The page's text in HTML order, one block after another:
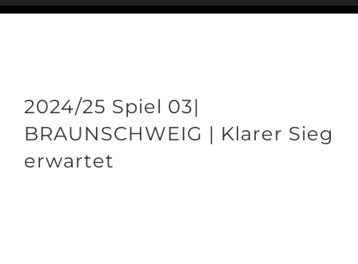
2024/25 Spiel 03|
BRAUNSCHWEIG | Klarer Sieg
erwartet